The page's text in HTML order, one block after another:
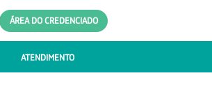
ÁREA DO CREDENCIADO
ATENDIMENTO